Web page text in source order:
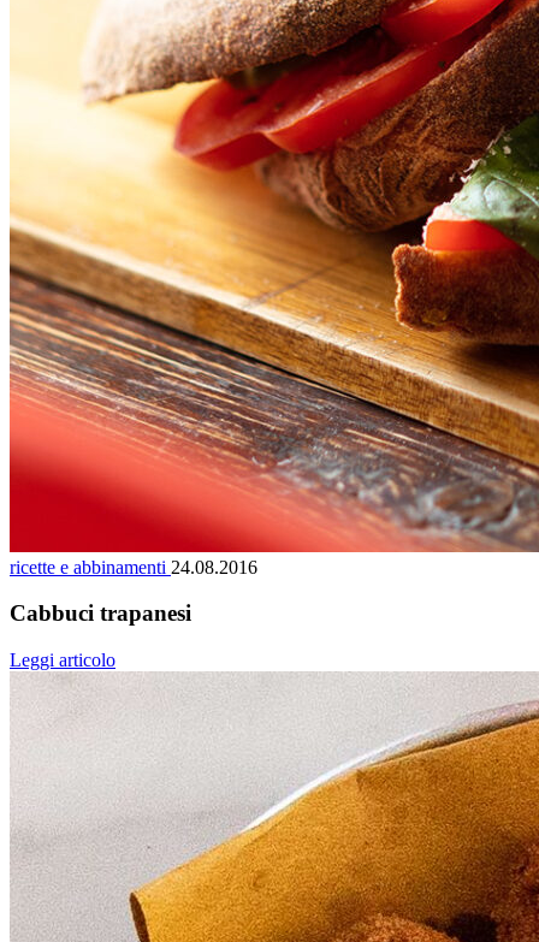
ricette e abbinamenti 24.08.2016
Cabbuci trapanesi
Leggi articolo